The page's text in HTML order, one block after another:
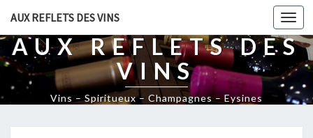
AUX REFLETS DES VINS
AUX REFLETS DES
VINS
Vins – Spiritueux – Champagnes – Eysines